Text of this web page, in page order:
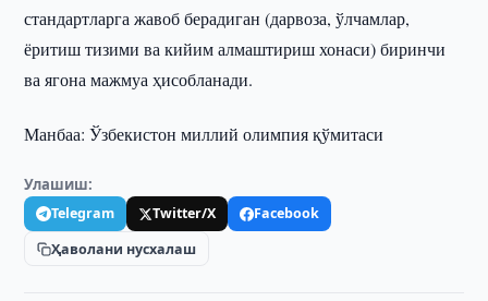
стандартларга жавоб берадиган (дарвоза, ўлчамлар,
ёритиш тизими ва кийим алмаштириш хонаси) биринчи
ва ягона мажмуа ҳисобланади.
Манбаа: Ўзбекистон миллий олимпия қўмитаси
Улашиш:
Telegram Twitter/X
Facebook
Ҳаволани нусхалаш